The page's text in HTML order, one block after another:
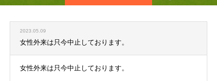
2023.05.09
女性外来は只今中止しております。
女性外来は只今中止しております。